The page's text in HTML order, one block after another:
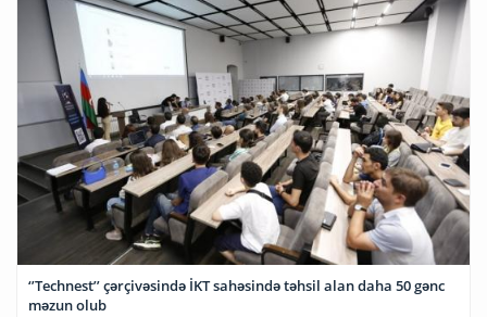
‘’Technest’’ çərçivəsində İKT sahəsində təhsil alan daha 50 gənc
məzun olub